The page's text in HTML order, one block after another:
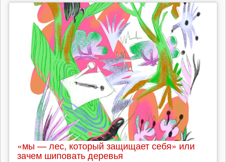
«мы — лес, который защищает себя» или
зачем шиповать деревья